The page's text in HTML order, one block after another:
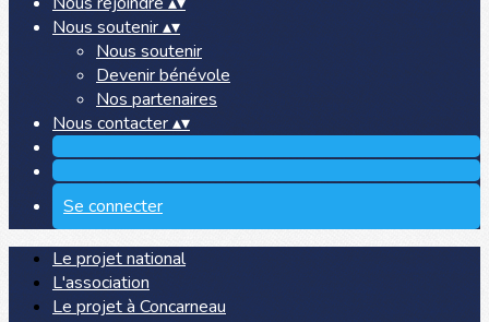
Nous soutenir▴▾
Nous soutenir
Devenir bénévole
Nos partenaires
Nous contacter▴▾
Se connecter
Le projet national
L'association
Le projet à Concarneau